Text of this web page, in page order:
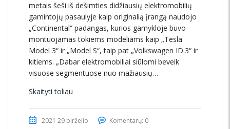
metais šeši iš dešimties didžiausių elektromobilių
gamintojų pasaulyje kaip originalią įrangą naudojo
„Continental“ padangas, kurios gamykloje buvo
montuojamas tokiems modeliams kaip „Tesla
Model 3“ ir „Model S“, taip pat „Volkswagen ID.3“ ir
kitiems. „Dabar elektromobiliai siūlomi beveik
visuose segmentuose nuo mažiausių…
Skaityti toliau
2021 29 birželio Komentarų: 0